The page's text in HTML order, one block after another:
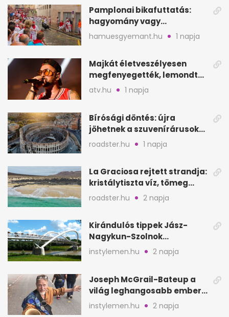
Pamplonai bikafuttatás:
hagyomány vagy
értelmetlen vérontás?
hamuesgyemant.hu 1 napja
Majkát életveszélyesen
megfenyegették, lemondta
a sepsiszentgyörgyi
atv.hu 1 napja
Bírósági döntés: újra
jöhetnek a szuvenírárusok
Európa ikonikus helyére
roadster.hu 1 napja
La Graciosa rejtett strandja:
kristálytiszta víz, tömeg
nélkül
roadster.hu 2 napja
Kirándulós tippek Jász-
Nagykun-Szolnok
megyében: 6 kihagyhatatlan
hely
instylemen.hu 2 napja
Joseph McGrail-Bateup a
világ leghangosabb embere
lett Ausztráliából
instylemen.hu 2 napja